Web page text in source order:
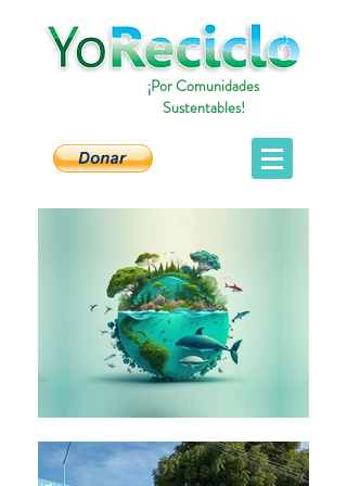
¡Por Comunidades
Sustentables!